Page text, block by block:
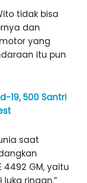
tidak bisa
dan
yang
itu pun
19, 500 Santri
saat
GM, yaitu
ringan,”